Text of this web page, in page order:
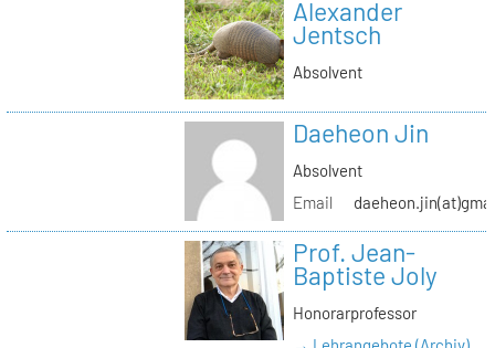
Alexander
Jentsch
Absolvent
Daeheon Jin
Absolvent
Email
Prof. Jean-
Baptiste Joly
Honorarprofessor